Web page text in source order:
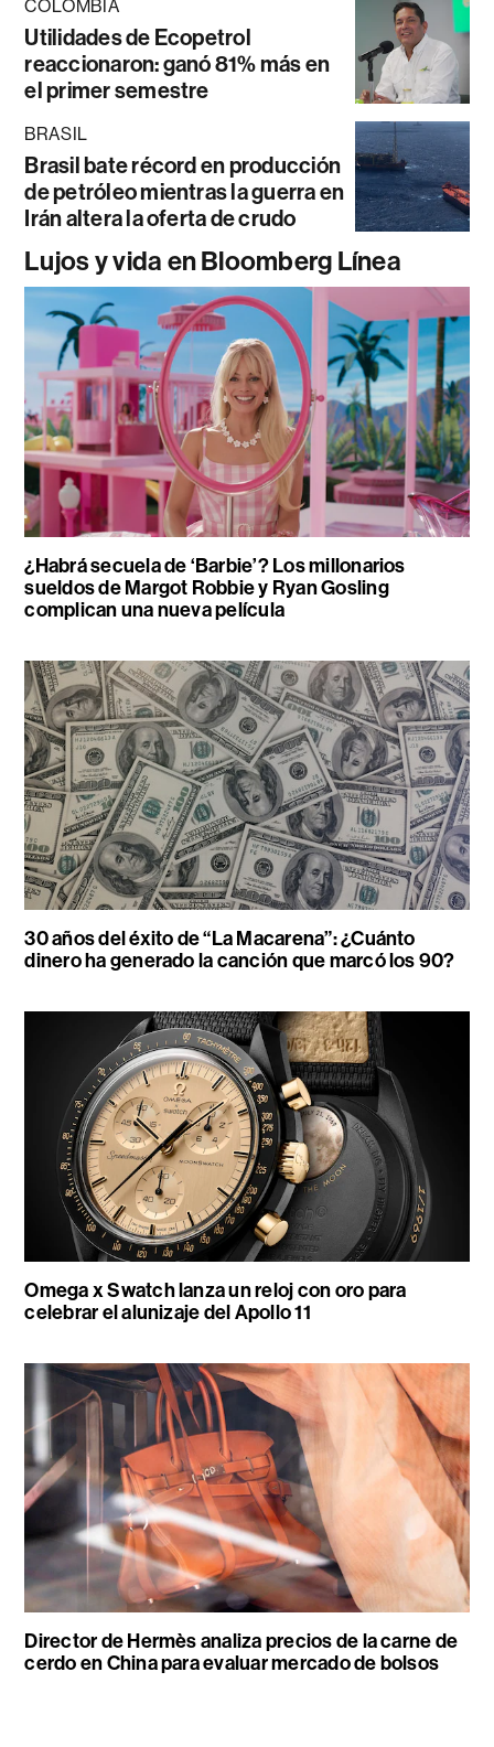
COLOMBIA
Utilidades de Ecopetrol
reaccionaron: ganó 81% más en
el primer semestre
BRASIL
Brasil bate récord en producción
de petróleo mientras la guerra en
Irán altera la oferta de crudo
Lujos y vida en Bloomberg Línea
¿Habrá secuela de ‘Barbie’? Los millonarios
sueldos de Margot Robbie y Ryan Gosling
complican una nueva película
30 años del éxito de “La Macarena”: ¿Cuánto
dinero ha generado la canción que marcó los 90?
Omega x Swatch lanza un reloj con oro para
celebrar el alunizaje del Apollo 11
Director de Hermès analiza precios de la carne de
cerdo en China para evaluar mercado de bolsos